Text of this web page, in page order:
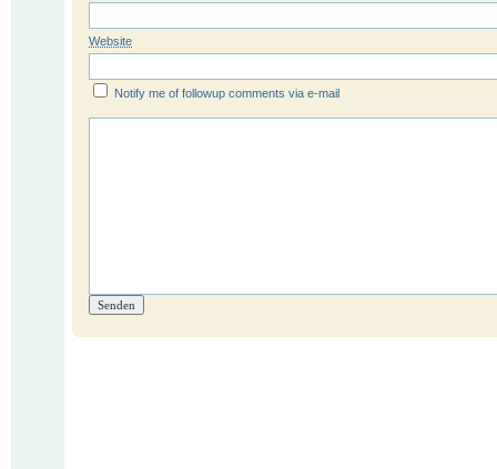
Website
Notify me of followup comments via e-mail